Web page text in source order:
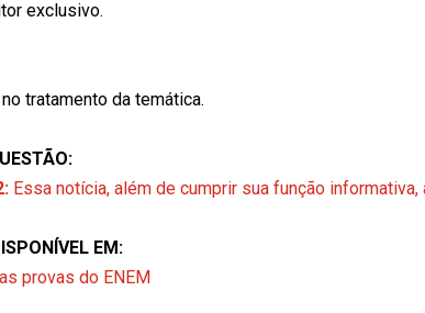
exclusivo.
tratamento da temática.
Essa notícia, além de cumprir sua função
EM:
provas do ENEM